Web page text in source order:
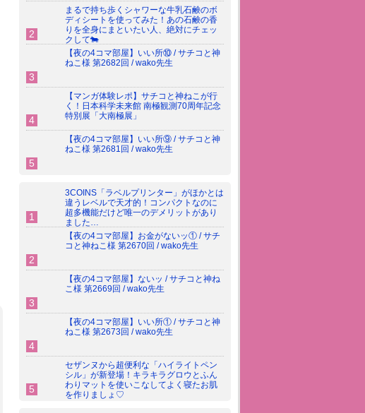
まるで持ち歩くシャワーな牛乳石鹸のボ
ディシートを使ってみた！あの石鹸の香
りを全身にまといたい人、絶対にチェッ
クして🐄
【夜の4コマ部屋】いい所⑩ / サチコと神
ねこ様 第2682回 / wako先生
【マンガ体験レポ】サチコと神ねこが行
く！日本科学未来館 南極観測70周年記念
特別展「大南極展」
【夜の4コマ部屋】いい所⑨ / サチコと神
ねこ様 第2681回 / wako先生
3COINS「ラベルプリンター」がほかとは
違うレベルで天才的！コンパクトなのに
超多機能だけど唯一のデメリットがあり
ました…
【夜の4コマ部屋】お金がないッ① / サチ
コと神ねこ様 第2670回 / wako先生
【夜の4コマ部屋】ないッ / サチコと神ね
こ様 第2669回 / wako先生
【夜の4コマ部屋】いい所① / サチコと神
ねこ様 第2673回 / wako先生
セザンヌから超便利な「ハイライトペン
シル」が新登場！キラキラグロウとふん
わりマットを使いこなしてよく寝たお肌
を作りましょ♡